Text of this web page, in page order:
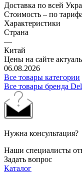
Доставка по всей
Стоимость – по
Характеристики
Страна
—
Китай
Цены на сайте
06.08.2026
Все товары категории
Все товары бренда
Нужна консультация?
Наши специалисты
Задать вопрос
Каталог